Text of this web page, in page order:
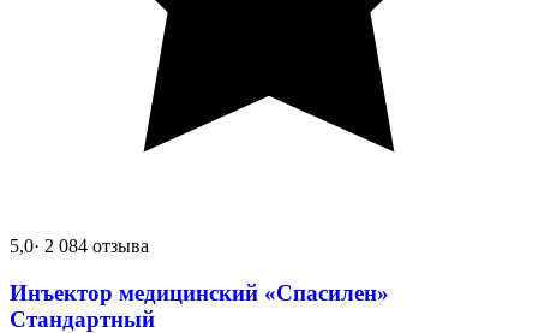
5,0· 2 084 отзыва
Инъектор медицинский «Спасилен»
Стандартный